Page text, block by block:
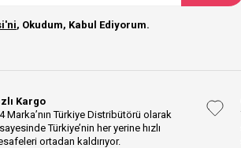
, Okudum, Kabul Ediyorum.
Kargo
Marka’nın Türkiye Distribütörü olarak
Türkiye’nin her yerine hızlı
ortadan kaldırıyor.